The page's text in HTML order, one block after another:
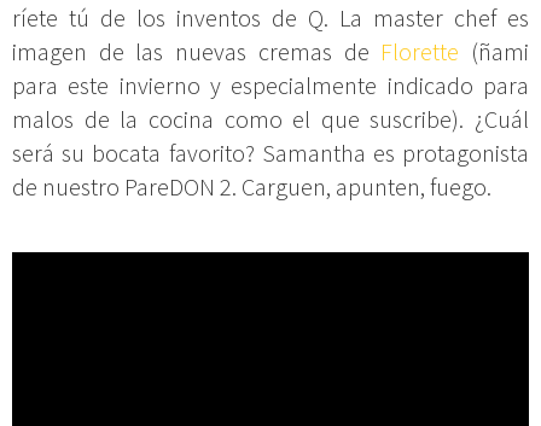
ríete tú de los inventos de Q. La master chef es
imagen de las nuevas cremas de Florette (ñami
para este invierno y especialmente indicado para
malos de la cocina como el que suscribe). ¿Cuál
será su bocata favorito? Samantha es protagonista
de nuestro PareDON 2. Carguen, apunten, fuego.